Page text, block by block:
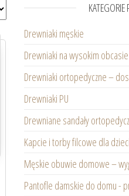
Drewniaki męskie
Drewniaki na wysokim obcasie
Drewniaki ortopedyczne –
Drewniaki PU
Drewniane sandały
Kapcie i torby filcowe dla
Męskie obuwie domowe –
Pantofle damskie do domu -